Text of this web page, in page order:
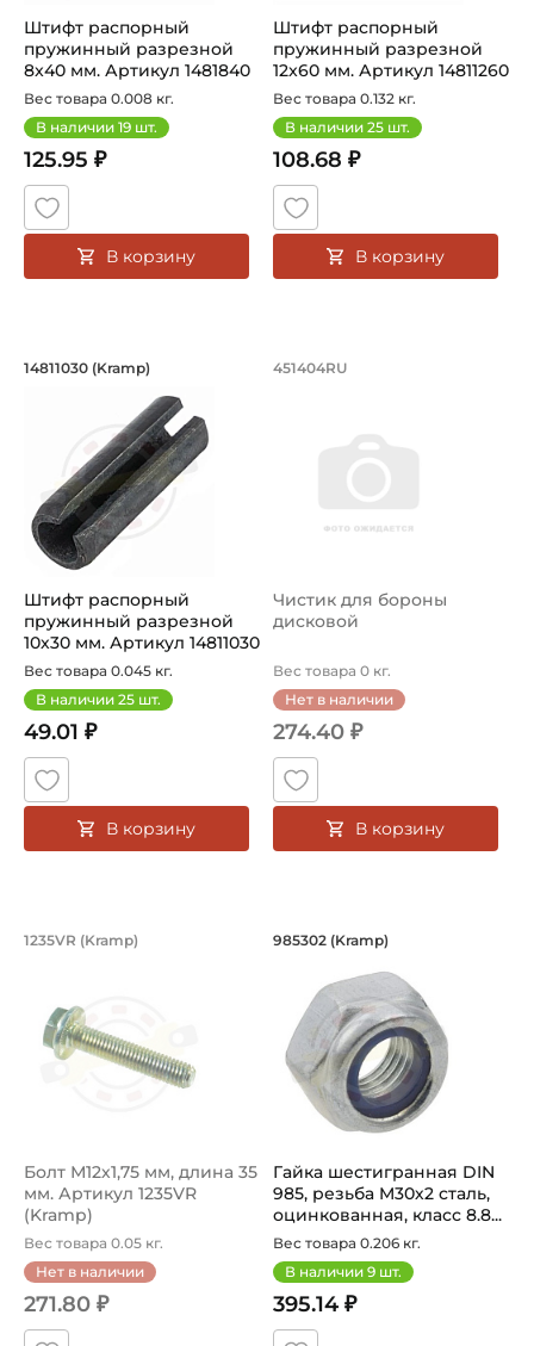
Штифт распорный
пружинный разрезной
8x40 мм. Артикул 1481840
(Kramp)
Вес товара 0.008 кг.
В наличии 19 шт.
125.95 ₽
В корзину
Штифт распорный
пружинный разрезной
12x60 мм. Артикул 14811260
(Kramp)
Вес товара 0.132 кг.
В наличии 25 шт.
108.68 ₽
В корзину
Штифт распорный пружинный
14811030 (Kramp)
Штифт распорный
пружинный разрезной
10х30 мм. Артикул 14811030
(Kramp)
Вес товара 0.045 кг.
В наличии 25 шт.
49.01 ₽
В корзину
Чистик для
451404RU
Чистик для бороны
дисковой
Вес товара 0 кг.
Нет в наличии
274.40 ₽
В корзину
Болт М12х1,75 мм, длина 35 мм.
1235VR (Kramp)
Болт М12х1,75 мм, длина 35
мм. Артикул 1235VR
(Kramp)
Вес товара 0.05 кг.
Нет в наличии
271.80 ₽
Гайка
985302 (Kramp)
Гайка шестигранная DIN
985, резьба M30х2 сталь,
оцинкованная, класс 8.8...
Вес товара 0.206 кг.
В наличии 9 шт.
395.14 ₽